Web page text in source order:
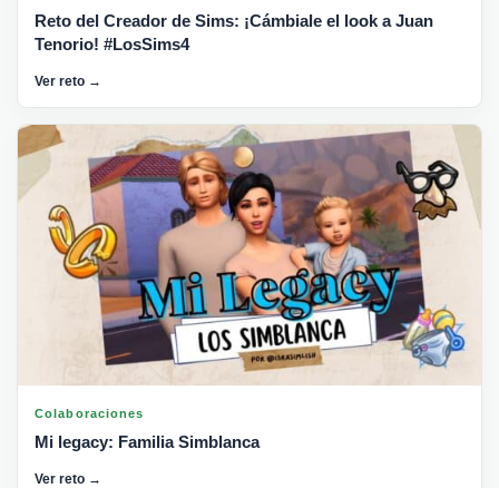
Reto del Creador de Sims: ¡Cámbiale el look a Juan
Tenorio! #LosSims4
Ver reto →
Colaboraciones
Mi legacy: Familia Simblanca
Ver reto →